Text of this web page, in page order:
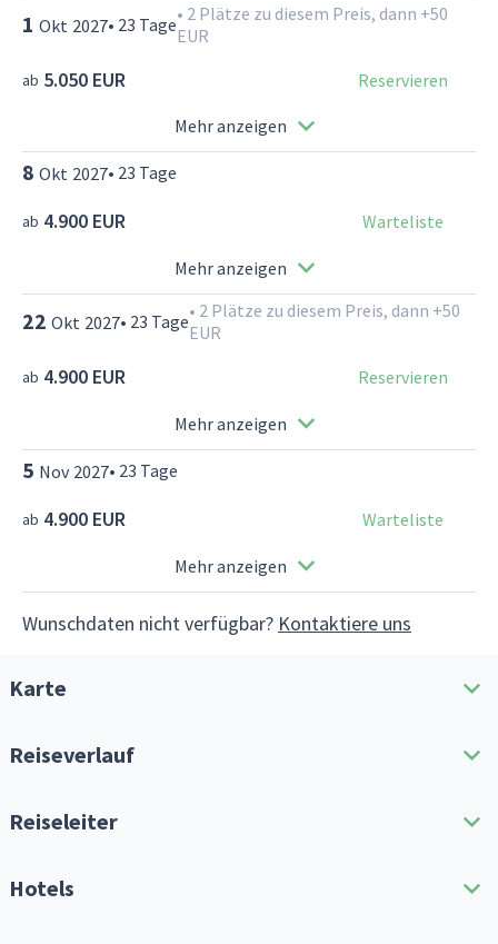
Karte
Reiseverlauf
Reiseroute herunterladen
Reiseleiter
1 Okt 2027• 23 Tage• 2 Plätze zu diesem Preis, dann +50
EUR
ab 5.050 EUR Reservieren
Mehr anzeigen
8 Okt 2027• 23 Tage
ab 4.900 EUR Warteliste
Mehr anzeigen
22 Okt 2027• 23 Tage• 2 Plätze zu diesem Preis, dann +50
EUR
ab 4.900 EUR Reservieren
Mehr anzeigen
5 Nov 2027• 23 Tage
ab 4.900 EUR Warteliste
Mehr anzeigen
Wunschdaten nicht verfügbar? Kontaktiere uns
Hotels